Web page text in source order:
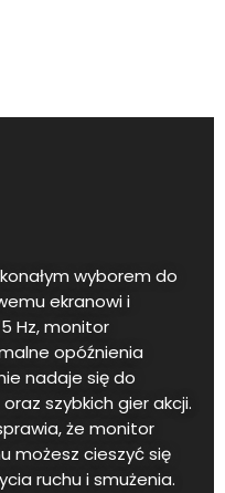
wyborem do
ekranowi i
Hz, monitor
opóźnienia
nadaje się do
szybkich gier akcji.
że monitor
możesz cieszyć się
ruchu i smużenia.